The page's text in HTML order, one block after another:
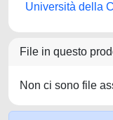
Università della
File in questo
Non ci sono file